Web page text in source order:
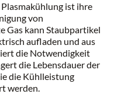
ist ihre
von
Gas kann Staubpartikel
aufladen und aus
die Notwendigkeit
die Lebensdauer der
die Kühlleistung
werden.